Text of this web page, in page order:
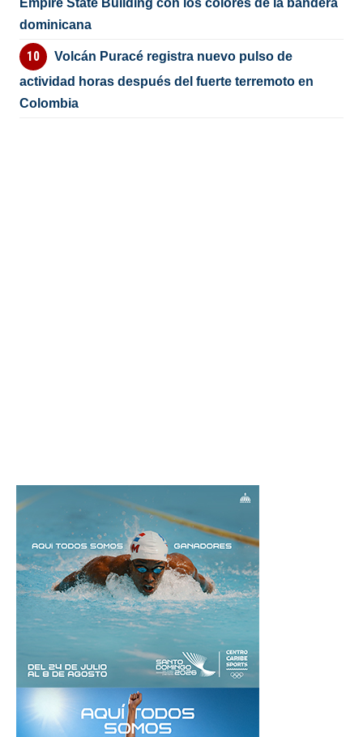
dominicana
Volcán Puracé registra nuevo pulso de
actividad horas después del fuerte terremoto en
Colombia